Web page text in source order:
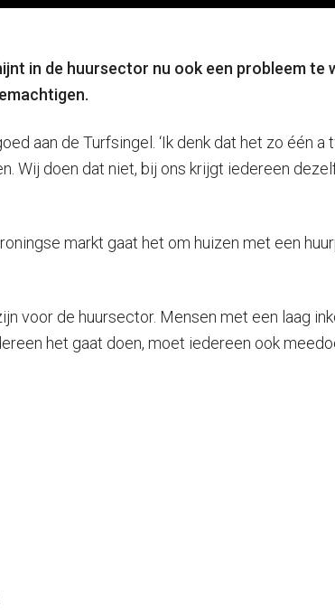
in de huursector nu ook een probleem te
aan de Turfsingel. ‘Ik denk dat het zo één
Wij doen dat niet, bij ons krijgt iedereen
markt gaat het om huizen met een
voor de huursector. Mensen met een laag
het gaat doen, moet iedereen ook